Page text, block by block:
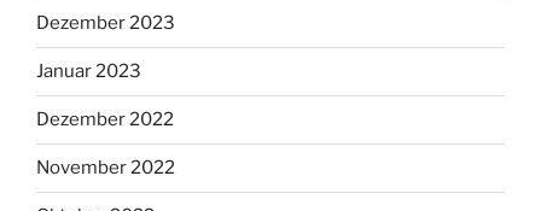
Dezember 2023
Januar 2023
Dezember 2022
November 2022